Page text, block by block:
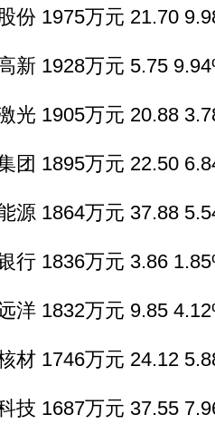
1975万元 21.70
1928万元 5.75
1905万元 20.88
1895万元 22.50
1864万元 37.88
1836万元 3.86
1832万元 9.85
1746万元 24.12
1687万元 37.55